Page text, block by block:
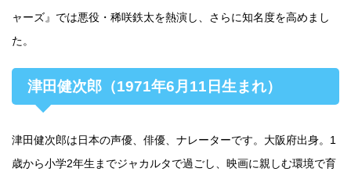
ャーズ』では悪役・稀咲鉄太を熱演し、さらに知名度を高めまし
た。
津田健次郎（1971年6月11日生まれ）
津田健次郎は日本の声優、俳優、ナレーターです。大阪府出身。1
歳から小学2年生までジャカルタで過ごし、映画に親しむ環境で育